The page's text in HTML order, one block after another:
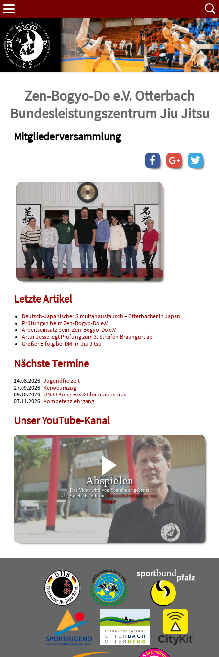
Suche
nach:
Zen-Bogyo-Do e.V. Otterbach
Bundes­leistungs­zentrum Jiu Jitsu
Mitgliederversammlung
Letzte Artikel
Deutsch-Japanischer Simultanaustausch – Otterbacher in Japan
Prüfungen beim Zen-Bogyo-Do e.V.
Arbeitseinsatz beim Zen-Bogyo-Do e.V.
Artur Jesse legt Prüfung zum 3. Streifen Braungurt ab
Großer Erfolg bei DM im Jiu Jitsu
Nächste Termine
14.08.2026 Jugendfreizeit
27.09.2026 Kerweumzug
09.10.2026 UNJJ Kongress & Championships
07.11.2026 Kompetenzlehrgang
Unser YouTube-Kanal